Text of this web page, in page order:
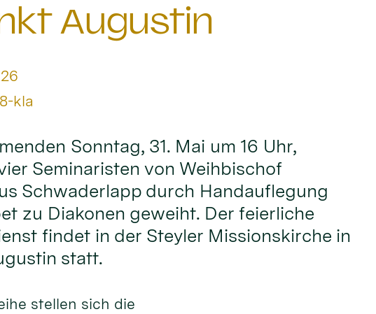
Augustin
kla
Sonntag, 31. Mai um 16 Uhr,
Seminaristen von Weihbischof
Schwaderlapp durch Handauflegung
zu Diakonen geweiht. Der feierliche
findet in der Steyler Missionskirche in
statt.
stellen sich die